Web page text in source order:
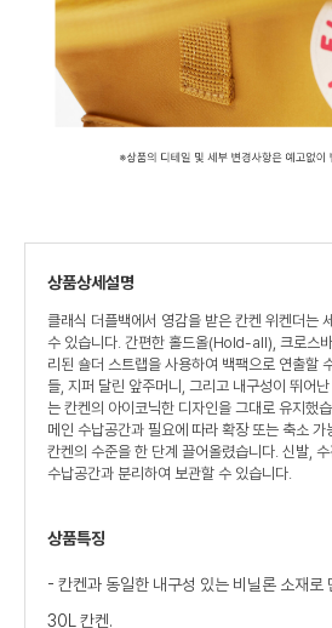
상품상세설명
클래식 더플백에서 영감을 받은 칸켄 위켄더는
수 있습니다. 간편한 홀드올(Hold-all), 크로스
리된 숄더 스트랩을 사용하여 백팩으로 연출할
들, 지퍼 달린 앞주머니, 그리고 내구성이 뛰어
는 칸켄의 아이코닉한 디자인을 그대로 유지했
메인 수납공간과 필요에 따라 확장 또는 축소 가
칸켄의 수준을 한 단계 끌어올렸습니다. 신발,
수납공간과 분리하여 보관할 수 있습니다.
상품특징
- 칸켄과 동일한 내구성 있는 비닐론 소재로
30L 칸켄.